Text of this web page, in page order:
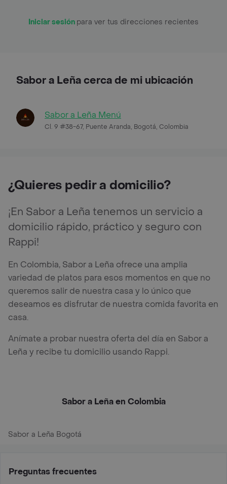
Iniciar sesión para ver tus direcciones recientes
Sabor a Leña cerca de mi ubicación
Sabor a Leña Menú
Cl. 9 #38-67, Puente Aranda, Bogotá, Colombia
¿Quieres pedir a domicilio?
¡En Sabor a Leña tenemos un servicio a
domicilio rápido, práctico y seguro con
Rappi!
En Colombia, Sabor a Leña ofrece una amplia
variedad de platos para esos momentos en que no
queremos salir de nuestra casa y lo único que
deseamos es disfrutar de nuestra comida favorita en
casa.
Anímate a probar nuestra oferta del día en Sabor a
Leña y recibe tu domicilio usando Rappi.
Sabor a Leña en Colombia
Sabor a Leña Bogotá
Preguntas frecuentes